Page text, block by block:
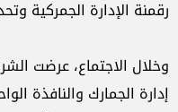
رقمنة الإدارة الجمركية
وخلال الاجتماع، عرضت
إدارة الجمارك والنافذة